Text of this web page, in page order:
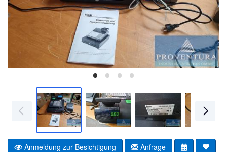
Anmeldung zur Besichtigung Anfrage